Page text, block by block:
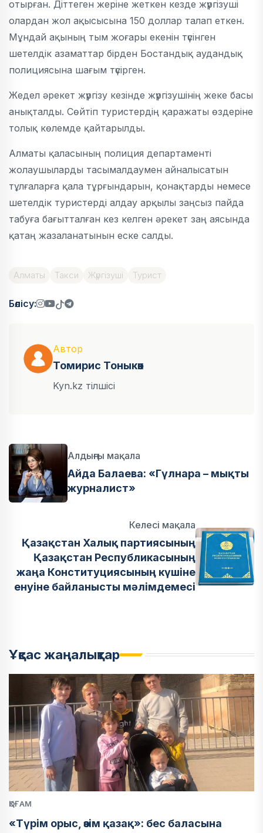
отырған. Діттеген жеріне жеткен кезде жүргізуші
олардан жол ақысысына 150 доллар талап еткен.
Мұндай ақының тым жоғары екенін түсінген
шетелдік азаматтар бірден Бостандық аудандық
полициясына шағым түсірген.
Жедел әрекет жүргізу кезінде жүргізушінің жеке басы
анықталды. Сөйтіп туристердің қаражаты өздеріне
толық көлемде қайтарылды.
Алматы қаласының полиция департаменті
жолаушыларды тасымалдаумен айналысатын
тұлғаларға қала тұрғындарын, қонақтарды немесе
шетелдік туристерді алдау арқылы заңсыз пайда
табуға бағытталған кез келген әрекет заң аясында
қатаң жазаланатынын еске салды.
Алматы Такси Жүргізуші Турист
Бөлісу:
Автор
Томирис Тоныкөк
Kyn.kz тілшісі
Алдыңғы мақала
Айда Балаева: «Гүлнара – мықты
журналист»
Келесі мақала
Қазақстан Халық партиясының
Қазақстан Республикасының
жаңа Конституциясының күшіне
енуіне байланысты мәлімдемесі
Ұқсас жаңалықтар
ҚОҒАМ
«Түрім орыс, өзім қазақ»: бес баласына